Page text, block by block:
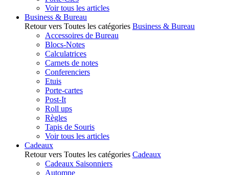
Voir tous les articles
Business & Bureau
Retour vers Toutes les catégories Business & Bureau
Accessoires de Bureau
Blocs-Notes
Calculatrices
Carnets de notes
Conferenciers
Etuis
Porte-cartes
Post-It
Roll ups
Règles
Tapis de Souris
Voir tous les articles
Cadeaux
Retour vers Toutes les catégories Cadeaux
Cadeaux Saisonniers
Automne